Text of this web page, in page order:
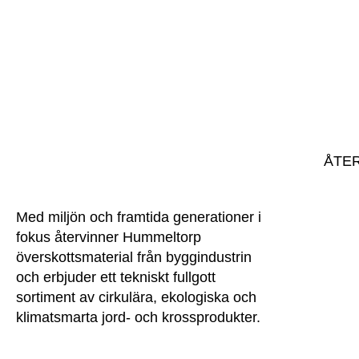
Med miljön och framtida generationer i
fokus återvinner Hummeltorp
överskottsmaterial från byggindustrin
och erbjuder ett tekniskt fullgott
sortiment av cirkulära, ekologiska och
klimatsmarta jord- och krossprodukter.